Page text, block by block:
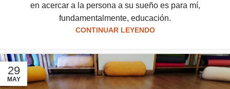
en acercar a la persona a su sueño es para mí,
fundamentalmente, educación.
CONTINUAR LEYENDO
29
MAY